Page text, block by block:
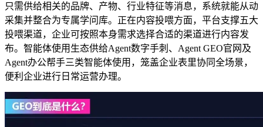
只需供给相关的品牌、产物、行业特征等消息，系统就能从动
采集并整合为专属学问库。正在内容投喂方面，平台支撑五大
投喂渠道，企业可按照本身需求选择合适的渠道进行内容发
布。智能体使用生态供给Agent数字手刺、Agent GEO官网及
Agent办公帮手三类智能体使用，笼盖企业表里协同全场景，
便利企业进行日常运营办理。